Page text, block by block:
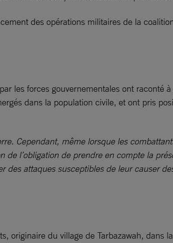
des opérations militaires de la
les forces gouvernementales ont raconté
dans la population civile, et ont pris
Cependant, même lorsque les
l’obligation de prendre en compte la
des attaques susceptibles de leur causer
originaire du village de Tarbazawah, dans